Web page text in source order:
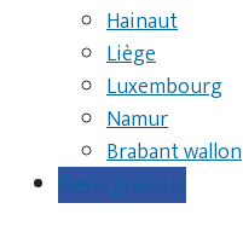
Hainaut
Liège
Luxembourg
Namur
Brabant wallon
Devis gratuits